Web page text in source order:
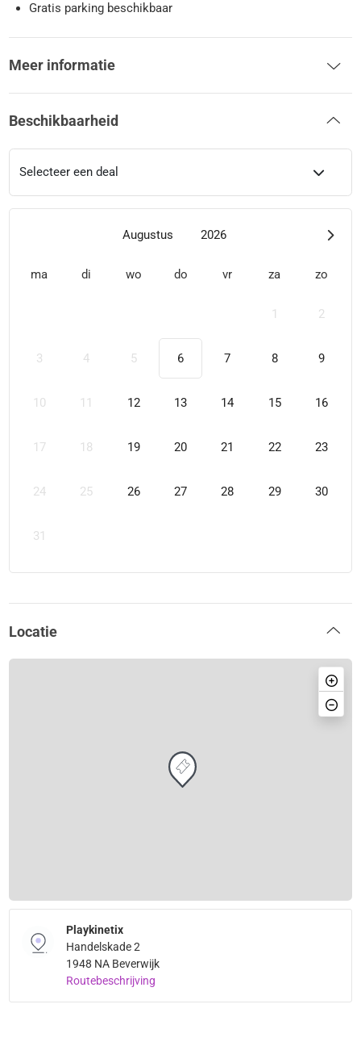
Gratis parking beschikbaar
Meer informatie
Beschikbaarheid
Selecteer een deal
Augustus 2026
ma di wo do vr za zo
1 2
3 4 5 6 7 8 9
10 11 12 13 14 15 16
17 18 19 20 21 22 23
24 25 26 27 28 29 30
31
Locatie
Playkinetix
Handelskade 2
1948 NA Beverwijk
Routebeschrijving